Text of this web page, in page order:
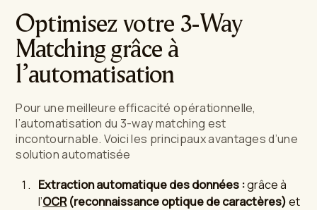
Optimisez votre 3-Way
Matching grâce à
l’automatisation
Pour une meilleure efficacité opérationnelle,
l’automatisation du 3-way matching est
incontournable. Voici les principaux avantages d’une
solution automatisée
Extraction automatique des données :grâce à
l’OCR(reconnaissance optique de caractères)et